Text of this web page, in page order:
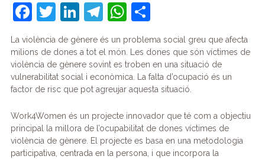
F
a
c
e
b
o
o
k
T
w
itt
er
Li
k
e
dI
T
el
e
gr
a
m
W
at
s
A
p
p
m
p
ar
te
ix
La violència de gènere és un problema social greu que afecta
milions de dones a tot el món. Les dones que són víctimes de
violència de gènere sovint es troben en una situació de
vulnerabilitat social i econòmica. La falta d’ocupació és un
factor de risc que pot agreujar aquesta situació.
Work4Women és un projecte innovador que té com a objectiu
principal la millora de l’ocupabilitat de dones víctimes de
violència de gènere. El projecte es basa en una metodologia
participativa, centrada en la persona, i que incorpora la